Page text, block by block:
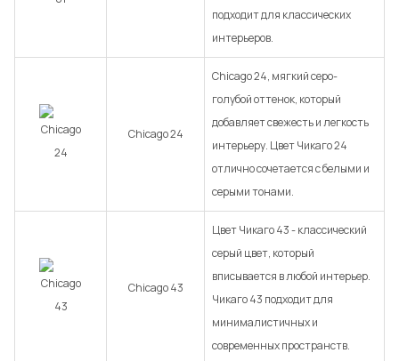
подходит для классических
интерьеров.
Chicago 24
Chicago 24, мягкий серо-
голубой оттенок, который
добавляет свежесть и легкость
интерьеру. Цвет Чикаго 24
отлично сочетается с белыми и
серыми тонами.
Chicago 43
Цвет Чикаго 43 - классический
серый цвет, который
вписывается в любой интерьер.
Чикаго 43 подходит для
минималистичных и
современных пространств.